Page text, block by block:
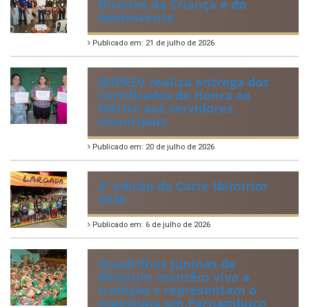
Perguntas Frequentemente Questionadas
ÚLTIMAS NOTÍCIAS
VIII Conferência Municipal dos
Direitos da Criança e do
Adolescente
IBIPREV realiza entrega dos
Certificados de Honra ao
Mérito aos servidores
municipais
Publicado em: 20 de julho de 2026